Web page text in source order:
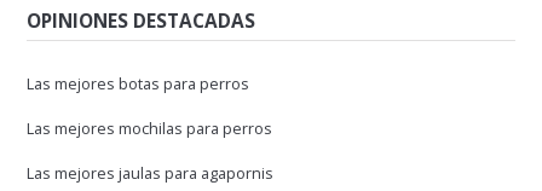
OPINIONES DESTACADAS
Las mejores botas para perros
Las mejores mochilas para perros
Las mejores jaulas para agapornis